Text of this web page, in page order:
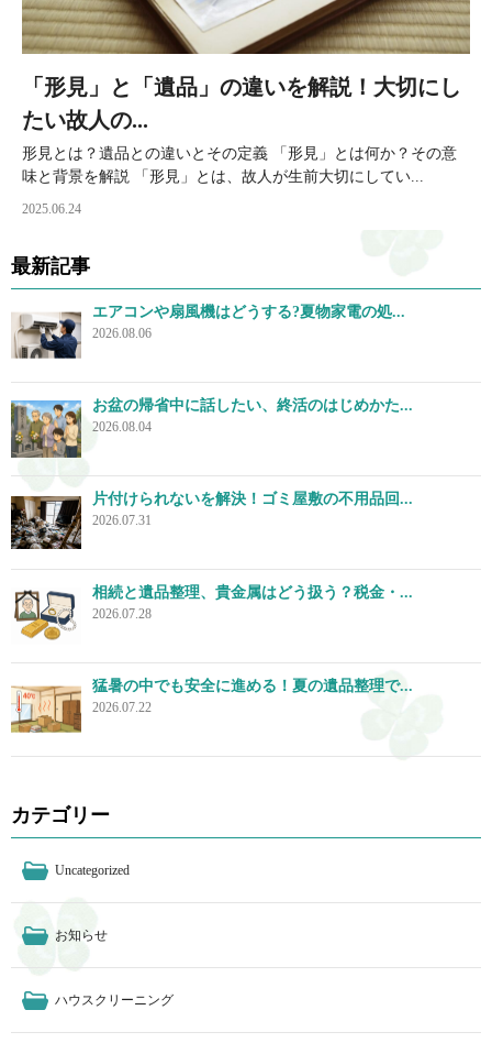
「形見」と「遺品」の違いを解説！大切にし
たい故人の...
形見とは？遺品との違いとその定義 「形見」とは何か？その意
味と背景を解説 「形見」とは、故人が生前大切にしてい...
2025.06.24
最新記事
エアコンや扇風機はどうする?夏物家電の処...
2026.08.06
お盆の帰省中に話したい、終活のはじめかた...
2026.08.04
片付けられないを解決！ゴミ屋敷の不用品回...
2026.07.31
相続と遺品整理、貴金属はどう扱う？税金・...
2026.07.28
猛暑の中でも安全に進める！夏の遺品整理で...
2026.07.22
カテゴリー
Uncategorized
お知らせ
ハウスクリーニング